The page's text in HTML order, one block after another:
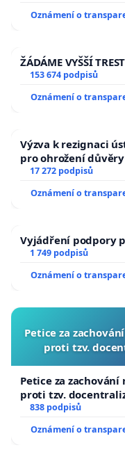
Oznámení o
ŽÁDÁME VYŠŠÍ
153 674 podpisů
Oznámení o
Výzva k rezignaci
pro ohrožení
17 272 podpisů
Oznámení o
Vyjádření podpory
1 749 podpisů
Oznámení o
Petice za
proti tzv.
Petice za
proti tzv.
838 podpisů
Oznámení o